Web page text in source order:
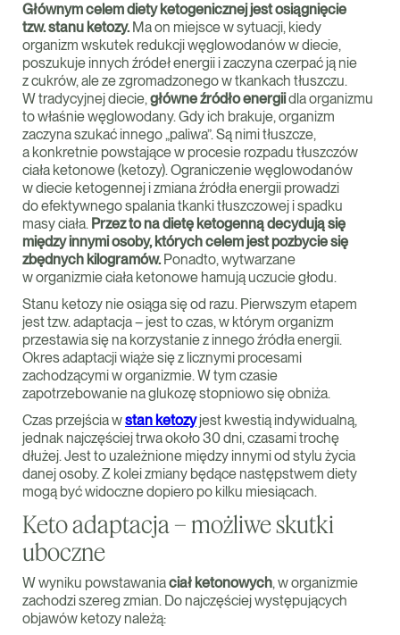
Głównym celem diety ketogenicznej jest osiągnięcie
tzw. stanu ketozy. Ma on miejsce w sytuacji, kiedy
organizm wskutek redukcji węglowodanów w diecie,
poszukuje innych źródeł energii i zaczyna czerpać ją nie
z cukrów, ale ze zgromadzonego w tkankach tłuszczu.
W tradycyjnej diecie,główne źródło energiidla organizmu
to właśnie węglowodany. Gdy ich brakuje, organizm
zaczyna szukać innego „paliwa”. Są nimi tłuszcze,
a konkretnie powstające w procesie rozpadu tłuszczów
ciała ketonowe (ketozy). Ograniczenie węglowodanów
w diecie ketogennej i zmiana źródła energii prowadzi
do efektywnego spalania tkanki tłuszczowej i spadku
masy ciała. Przez to na dietę ketogenną decydują się
między innymi osoby, których celem jest pozbycie się
zbędnych kilogramów. Ponadto, wytwarzane
w organizmie ciała ketonowe hamują uczucie głodu.
Stanu ketozy nie osiąga się od razu. Pierwszym etapem
jest tzw. adaptacja – jest to czas, w którym organizm
przestawia się na korzystanie z innego źródła energii.
Okres adaptacji wiąże się z licznymi procesami
zachodzącymi w organizmie. W tym czasie
zapotrzebowanie na glukozę stopniowo się obniża.
Czas przejścia wstan ketozyjest kwestią indywidualną,
jednak najczęściej trwa około 30 dni, czasami trochę
dłużej. Jest to uzależnione między innymi od stylu życia
danej osoby. Z kolei zmiany będące następstwem diety
mogą być widoczne dopiero po kilku miesiącach.
Keto adaptacja – możliwe skutki
uboczne
W wyniku powstawaniaciał ketonowych, w organizmie
zachodzi szereg zmian. Do najczęściej występujących
objawów ketozy należą: